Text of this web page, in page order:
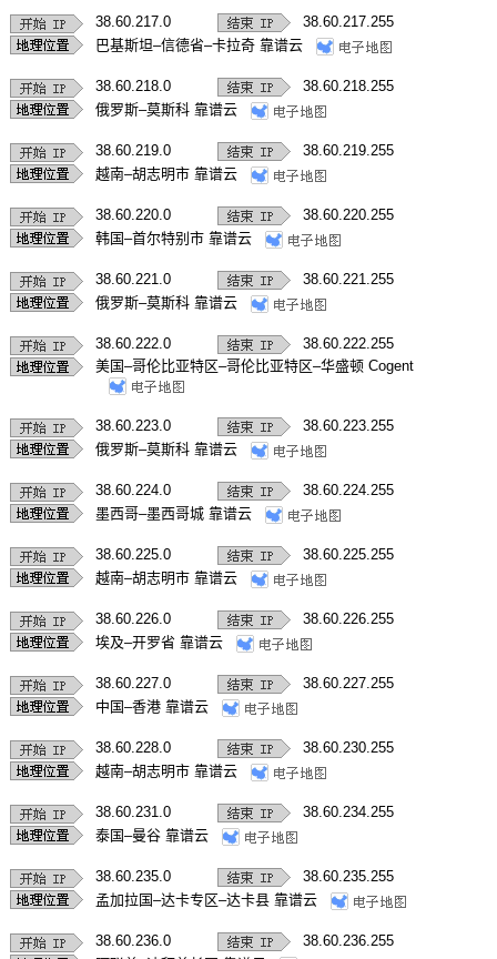
38.60.217.0
38.60.217.255
巴基斯坦–信德省–卡拉奇 靠谱云
38.60.218.0
38.60.218.255
俄罗斯–莫斯科 靠谱云
38.60.219.0
38.60.219.255
越南–胡志明市 靠谱云
38.60.220.0
38.60.220.255
韩国–首尔特别市 靠谱云
38.60.221.0
38.60.221.255
俄罗斯–莫斯科 靠谱云
38.60.222.0
38.60.222.255
美国–哥伦比亚特区–哥伦比亚特区–华盛顿 Cogent
38.60.223.0
38.60.223.255
俄罗斯–莫斯科 靠谱云
38.60.224.0
38.60.224.255
墨西哥–墨西哥城 靠谱云
38.60.225.0
38.60.225.255
越南–胡志明市 靠谱云
38.60.226.0
38.60.226.255
埃及–开罗省 靠谱云
38.60.227.0
38.60.227.255
中国–香港 靠谱云
38.60.228.0
38.60.230.255
越南–胡志明市 靠谱云
38.60.231.0
38.60.234.255
泰国–曼谷 靠谱云
38.60.235.0
38.60.235.255
孟加拉国–达卡专区–达卡县 靠谱云
38.60.236.0
38.60.236.255